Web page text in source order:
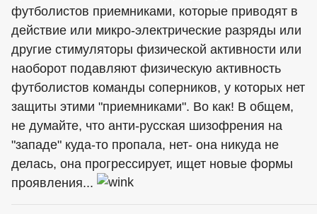
футболистов приемниками, которые приводят в
действие или микро-электрические разряды или
другие стимуляторы физической активности или
наоборот подавляют физическую активность
футболистов команды соперников, у которых нет
защиты этими "приемниками". Во как! В общем,
не думайте, что анти-русская шизофрения на
"западе" куда-то пропала, нет- она никуда не
делась, она прогрессирует, ищет новые формы
проявления...